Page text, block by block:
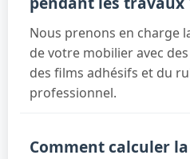
Nous prenons en charge
de votre mobilier avec
des films adhésifs et du
professionnel.
Comment calculer